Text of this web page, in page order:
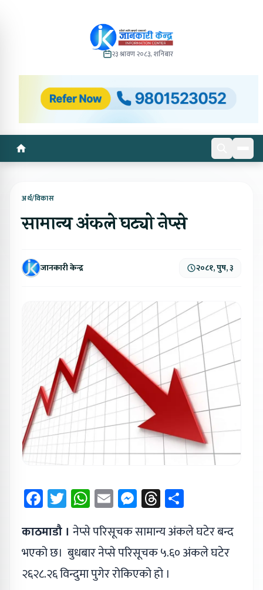
२३ श्रावण २०८३, शनिबार
अर्थ/विकास
सामान्य अंकले घट्यो नेप्से
जानकारी केन्द्र २०८१, पुष, ३
Facebook
Twitter
WhatsApp
EmailMessenger
Threads
काठमाडौ । नेप्से परिसूचक सामान्य अंकले घटेर बन्द
भएको छ। बुधबार नेप्से परिसूचक ५.६० अंकले घटेर
२६२८.२६ विन्दुमा पुगेर रोकिएको हो ।